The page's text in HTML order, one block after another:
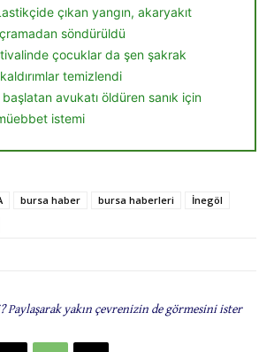
çıkan yangın, akaryakıt
söndürüldü
çocuklar da şen şakrak
temizlendi
avukatı öldüren sanık için
müebbet istemi
bursa haber bursa haberleri
İnegöl
Paylaşarak yakın çevrenizin de görmesini ister